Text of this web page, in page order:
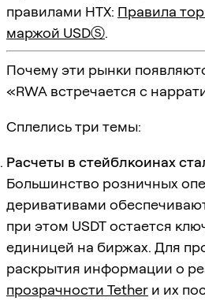
правилами HTX: Правила
маржой USDⓈ.
Почему эти рынки
«RWA встречается с
Сплелись три темы:
Расчеты в стейблкоинах
Большинство розничных
деривативами
при этом USDT остается
единицей на биржах. Для
раскрытия информации о
прозрачности Tether и их